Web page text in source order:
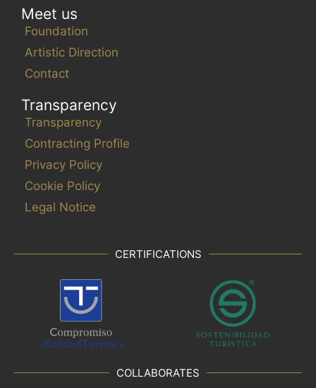
Meet us
Foundation
Artistic Direction
Contact
Transparency
Transparency
Contracting Profile
Privacy Policy
Cookie Policy
Legal Notice
CERTIFICATIONS
COLLABORATES